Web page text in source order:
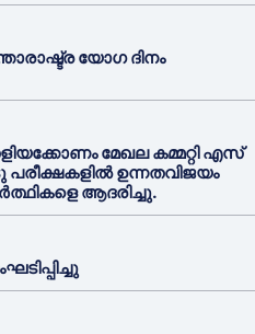
യോഗ ദിനം
മേഖല കമ്മറ്റി എസ്
ഉന്നതവിജയം
ആദരിച്ചു.